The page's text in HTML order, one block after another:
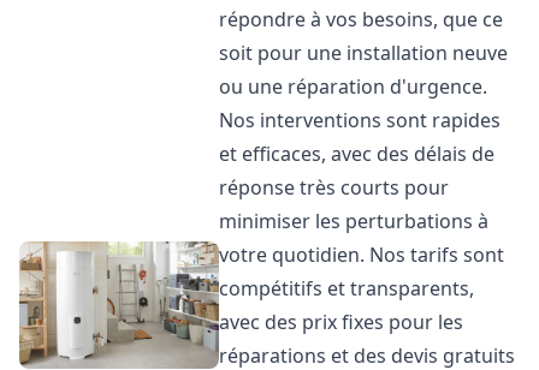
répondre à vos besoins, que ce
soit pour une installation neuve
ou une réparation d'urgence.
Nos interventions sont rapides
et efficaces, avec des délais de
réponse très courts pour
minimiser les perturbations à
votre quotidien. Nos tarifs sont
compétitifs et transparents,
avec des prix fixes pour les
réparations et des devis gratuits